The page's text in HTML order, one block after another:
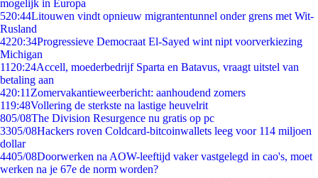
mogelijk in Europa
520:44Litouwen vindt opnieuw migrantentunnel onder grens met Wit-
Rusland
4220:34Progressieve Democraat El-Sayed wint nipt voorverkiezing
Michigan
11 20:24Accell, moederbedrijf Sparta en Batavus, vraagt uitstel van
betaling aan
420:11 Zomervakantieweerbericht: aanhoudend zomers
119:48Vollering de sterkste na lastige heuvelrit
805/08The Division Resurgence nu gratis op pc
3305/08Hackers roven Coldcard-bitcoinwallets leeg voor 114 miljoen
dollar
4405/08Doorwerken na AOW-leeftijd vaker vastgelegd in cao's, moet
werken na je 67e de norm worden?